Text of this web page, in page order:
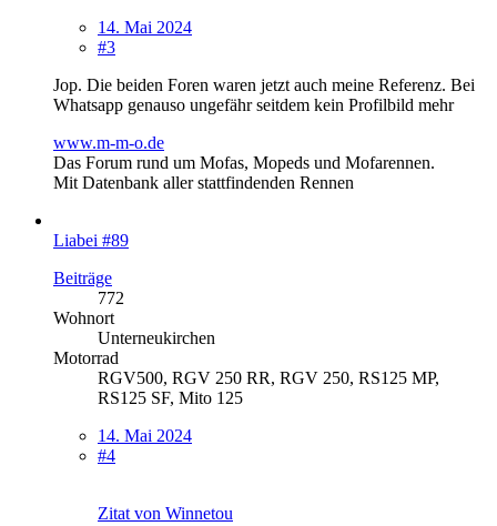
14. Mai 2024
#3
Jop. Die beiden Foren waren jetzt auch meine Referenz. Bei
Whatsapp genauso ungefähr seitdem kein Profilbild mehr
www.m-m-o.de
Das Forum rund um Mofas, Mopeds und Mofarennen.
Mit Datenbank aller stattfindenden Rennen
Liabei #89
Beiträge
772
Wohnort
Unterneukirchen
Motorrad
RGV500, RGV 250 RR, RGV 250, RS125 MP,
RS125 SF, Mito 125
14. Mai 2024
#4
Zitat von Winnetou